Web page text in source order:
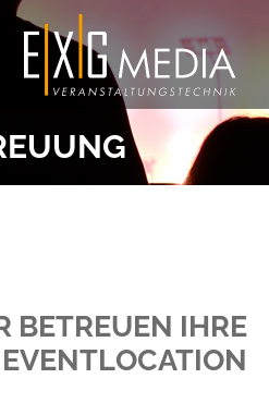
BETREUEN IHRE
EVENTLOCATION